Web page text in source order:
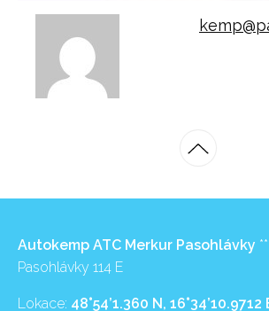
Autokemp ATC Merkur Pasohlávky
Pasohlávky 114 E
Lokace: 48°54’1.360 N, 16°34’10.9712